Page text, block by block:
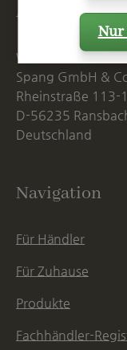
Anschrift
Westerwälder
Spang GmbH &
Rheinstraße 113-
D-56235
Deutschland
Navigation
Für Händler
Für Zuhause
Produkte
Fachhändler-
Nur